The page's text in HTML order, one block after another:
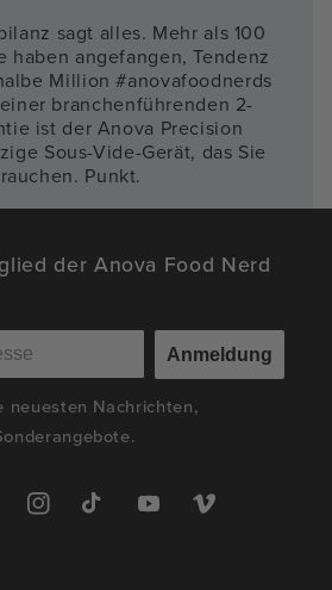
sagt alles. Mehr als 100
haben angefangen, Tendenz
Million #anovafoodnerds
branchenführenden 2-
ist der Anova Precision
Sous-Vide-Gerät, das Sie
Punkt.
der Anova Food Nerd
Anmeldung
neuesten Nachrichten,
InstagramTikTok YouTubeVimeo